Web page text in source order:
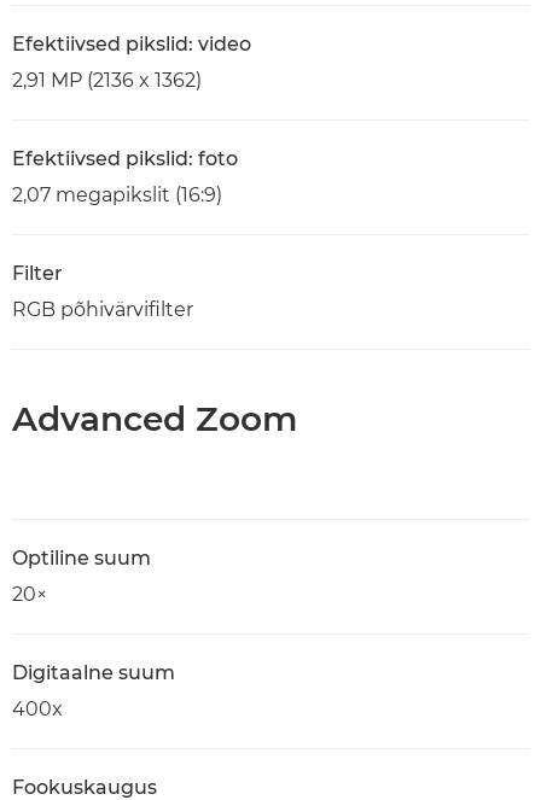
Efektiivsed pikslid: video
2,91 MP (2136 x 1362)
Efektiivsed pikslid: foto
2,07 megapikslit (16:9)
Filter
RGB põhivärvifilter
Advanced Zoom
Optiline suum
20×
Digitaalne suum
400x
Fookuskaugus